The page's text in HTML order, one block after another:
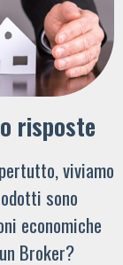
risposte
viviamo
sono
economiche
Broker?